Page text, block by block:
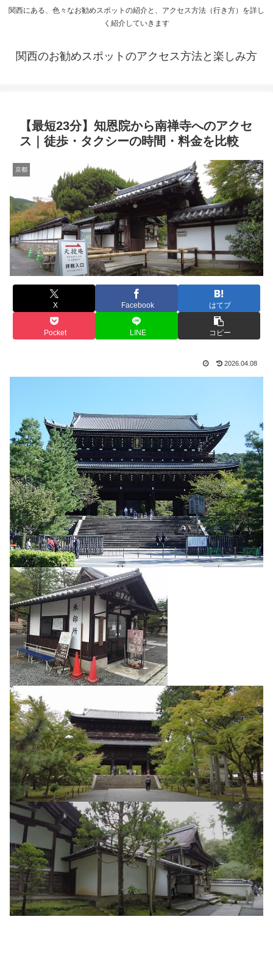
関西にある、色々なお勧めスポットの紹介と、アクセス方法（行き方）を詳し
く紹介していきます
関西のお勧めスポットのアクセス方法と楽しみ方
【最短23分】知恩院から南禅寺へのアクセ
ス｜徒歩・タクシーの時間・料金を比較
京都
X Facebook はてブ
Pocket LINE コピー
2026.04.08